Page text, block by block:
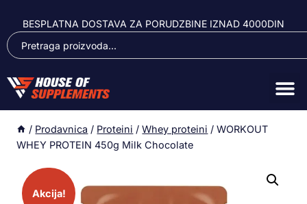
BESPLATNA DOSTAVA ZA PORUDZBINE IZNAD 4000DIN
/ Prodavnica / Proteini / Whey proteini / WORKOUT
WHEY PROTEIN 450g Milk Chocolate
Akcija!